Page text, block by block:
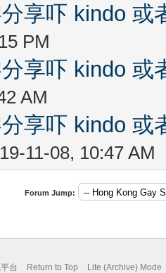
享吓 kindo 或
PM
享吓 kindo 或
AM
享吓 kindo 或
11-08, 10:47 AM
Forum Jump:
台 Return to Top Lite (Archive) Mode